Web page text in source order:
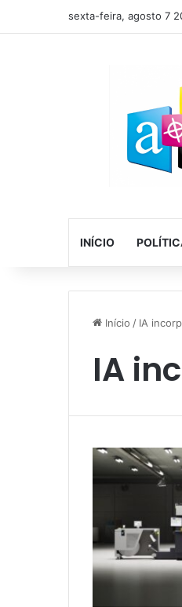
sexta-feira, agosto 7
INÍCIO
Início / IA
IA